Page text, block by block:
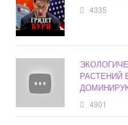
4335
РАСТЕНИЙ
4901